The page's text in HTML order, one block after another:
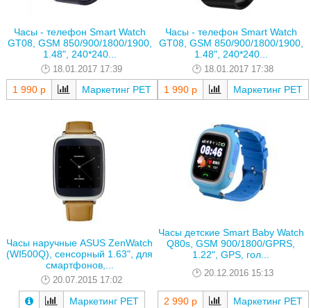
Часы - телефон Smart Watch
GT08, GSM 850/900/1800/1900,
1.48", 240*240...
18.01.2017 17:39
1 990 р Маркетинг РЕТ
Часы - телефон Smart Watch
GT08, GSM 850/900/1800/1900,
1.48", 240*240...
18.01.2017 17:38
1 990 р Маркетинг РЕТ
Часы наручные ASUS ZenWatch
(WI500Q), сенсорный 1.63", для
смартфонов,...
20.07.2015 17:02
Маркетинг РЕТ
Часы детские Smart Baby Watch
Q80s, GSM 900/1800/GPRS,
1.22", GPS, гол...
20.12.2016 15:13
2 990 р Маркетинг РЕТ